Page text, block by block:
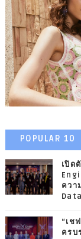
POPULAR 10
เปิด
ควา
“เช
ครบ